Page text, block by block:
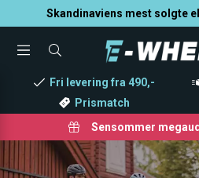
Skandinaviens mest solgte
TOGGLESØG
Fri levering fra 490,-
Prismatch
Sensommer